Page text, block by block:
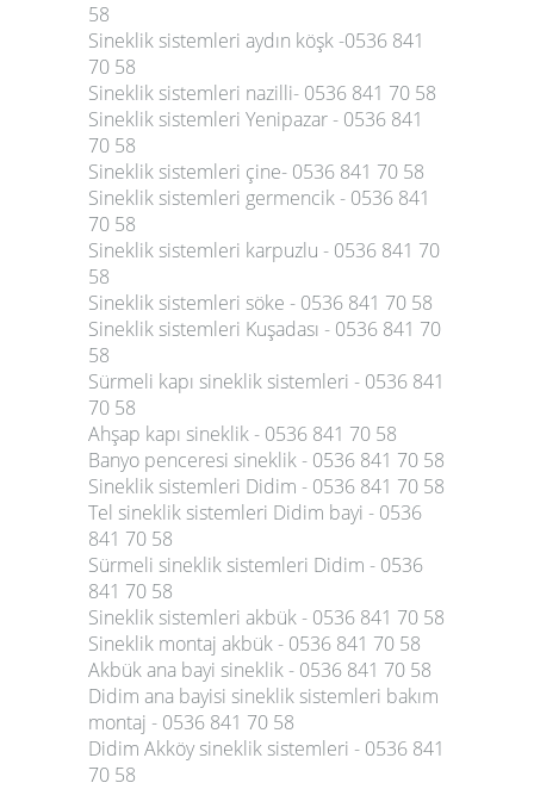
58
Sineklik sistemleri aydın köşk -0536 841
70 58
Sineklik sistemleri nazilli- 0536 841 70 58
Sineklik sistemleri Yenipazar - 0536 841
70 58
Sineklik sistemleri çine- 0536 841 70 58
Sineklik sistemleri germencik - 0536 841
70 58
Sineklik sistemleri karpuzlu - 0536 841 70
58
Sineklik sistemleri söke - 0536 841 70 58
Sineklik sistemleri Kuşadası - 0536 841 70
58
Sürmeli kapı sineklik sistemleri - 0536 841
70 58
Ahşap kapı sineklik - 0536 841 70 58
Banyo penceresi sineklik - 0536 841 70 58
Sineklik sistemleri Didim - 0536 841 70 58
Tel sineklik sistemleri Didim bayi - 0536
841 70 58
Sürmeli sineklik sistemleri Didim - 0536
841 70 58
Sineklik sistemleri akbük - 0536 841 70 58
Sineklik montaj akbük - 0536 841 70 58
Akbük ana bayi sineklik - 0536 841 70 58
Didim ana bayisi sineklik sistemleri bakım
montaj - 0536 841 70 58
Didim Akköy sineklik sistemleri - 0536 841
70 58